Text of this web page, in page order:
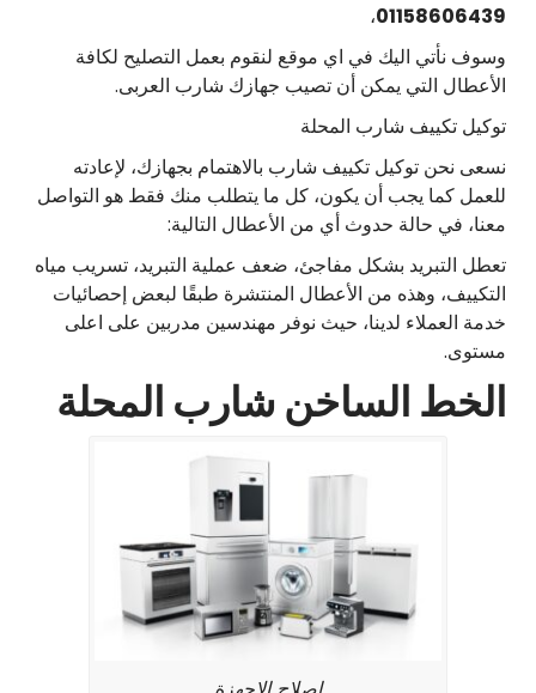
01158606439،
وسوف نأتي اليك في اي موقع لنقوم بعمل التصليح لكافة
الأعطال التي يمكن أن تصيب جهازك شارب العربى.
توكيل تكييف شارب المحلة
نسعى نحن توكيل تكييف شارب بالاهتمام بجهازك، لإعادته
للعمل كما يجب أن يكون، كل ما يتطلب منك فقط هو التواصل
معنا، في حالة حدوث أي من الأعطال التالية:
تعطل التبريد بشكل مفاجئ، ضعف عملية التبريد، تسريب مياه
التكييف، وهذه من الأعطال المنتشرة طبقًا لبعض إحصائيات
خدمة العملاء لدينا، حيث نوفر مهندسين مدربين على اعلى
مستوى.
الخط الساخن شارب المحلة